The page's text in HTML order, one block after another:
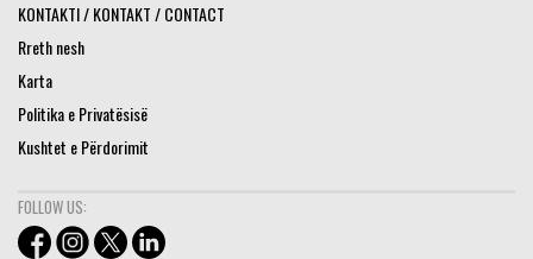
KONTAKTI / KONTAKT / CONTACT
Rreth nesh
Karta
Politika e Privatësisë
Kushtet e Përdorimit
FOLLOW US: